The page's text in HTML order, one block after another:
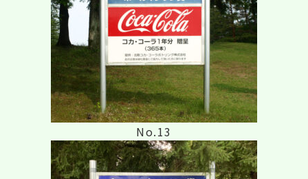
No.13